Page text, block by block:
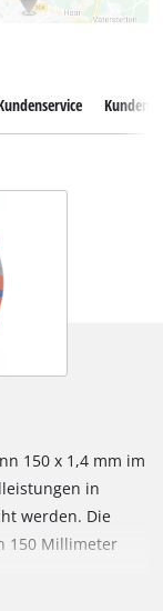
150 x 1,4 mm im
in
werden. Die
150 Millimeter
von 150 mm,